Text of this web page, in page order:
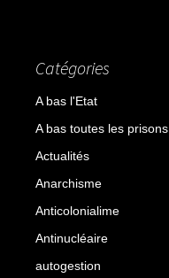
Catégories
A bas l'Etat
A bas toutes les prisons
Actualités
Anarchisme
Anticolonialime
Antinucléaire
autogestion